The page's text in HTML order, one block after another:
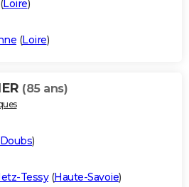
Loire)
(Loire)
(85 ans)
Doubs)
Tessy(Haute-Savoie)